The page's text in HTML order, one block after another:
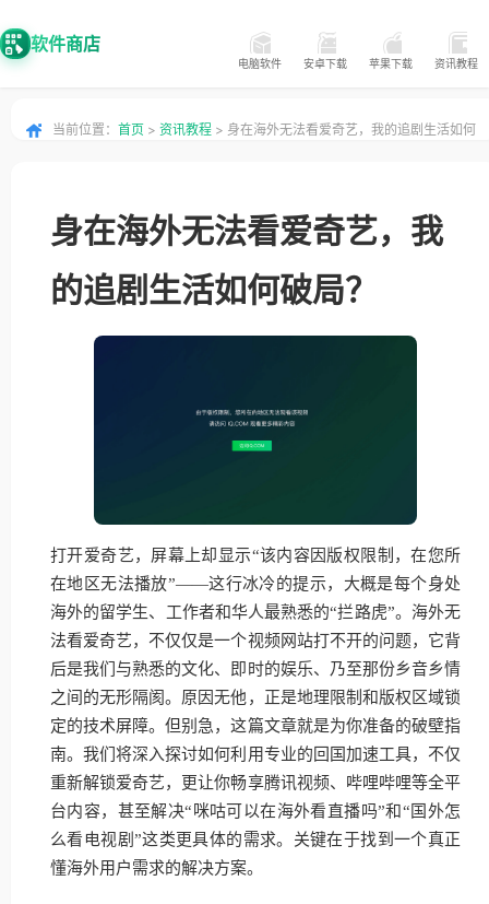
软件商店
电脑软件 安卓下载 苹果下载 资讯教程
当前位置： 首页 > 资讯教程 > 身在海外无法看爱奇艺，我的追剧生活如何
身在海外无法看爱奇艺，我
的追剧生活如何破局？
打开爱奇艺，屏幕上却显示“该内容因版权限制，在您所
在地区无法播放”——这行冰冷的提示，大概是每个身处
海外的留学生、工作者和华人最熟悉的“拦路虎”。海外无
法看爱奇艺，不仅仅是一个视频网站打不开的问题，它背
后是我们与熟悉的文化、即时的娱乐、乃至那份乡音乡情
之间的无形隔阂。原因无他，正是地理限制和版权区域锁
定的技术屏障。但别急，这篇文章就是为你准备的破壁指
南。我们将深入探讨如何利用专业的回国加速工具，不仅
重新解锁爱奇艺，更让你畅享腾讯视频、哔哩哔哩等全平
台内容，甚至解决“咪咕可以在海外看直播吗”和“国外怎
么看电视剧”这类更具体的需求。关键在于找到一个真正
懂海外用户需求的解决方案。